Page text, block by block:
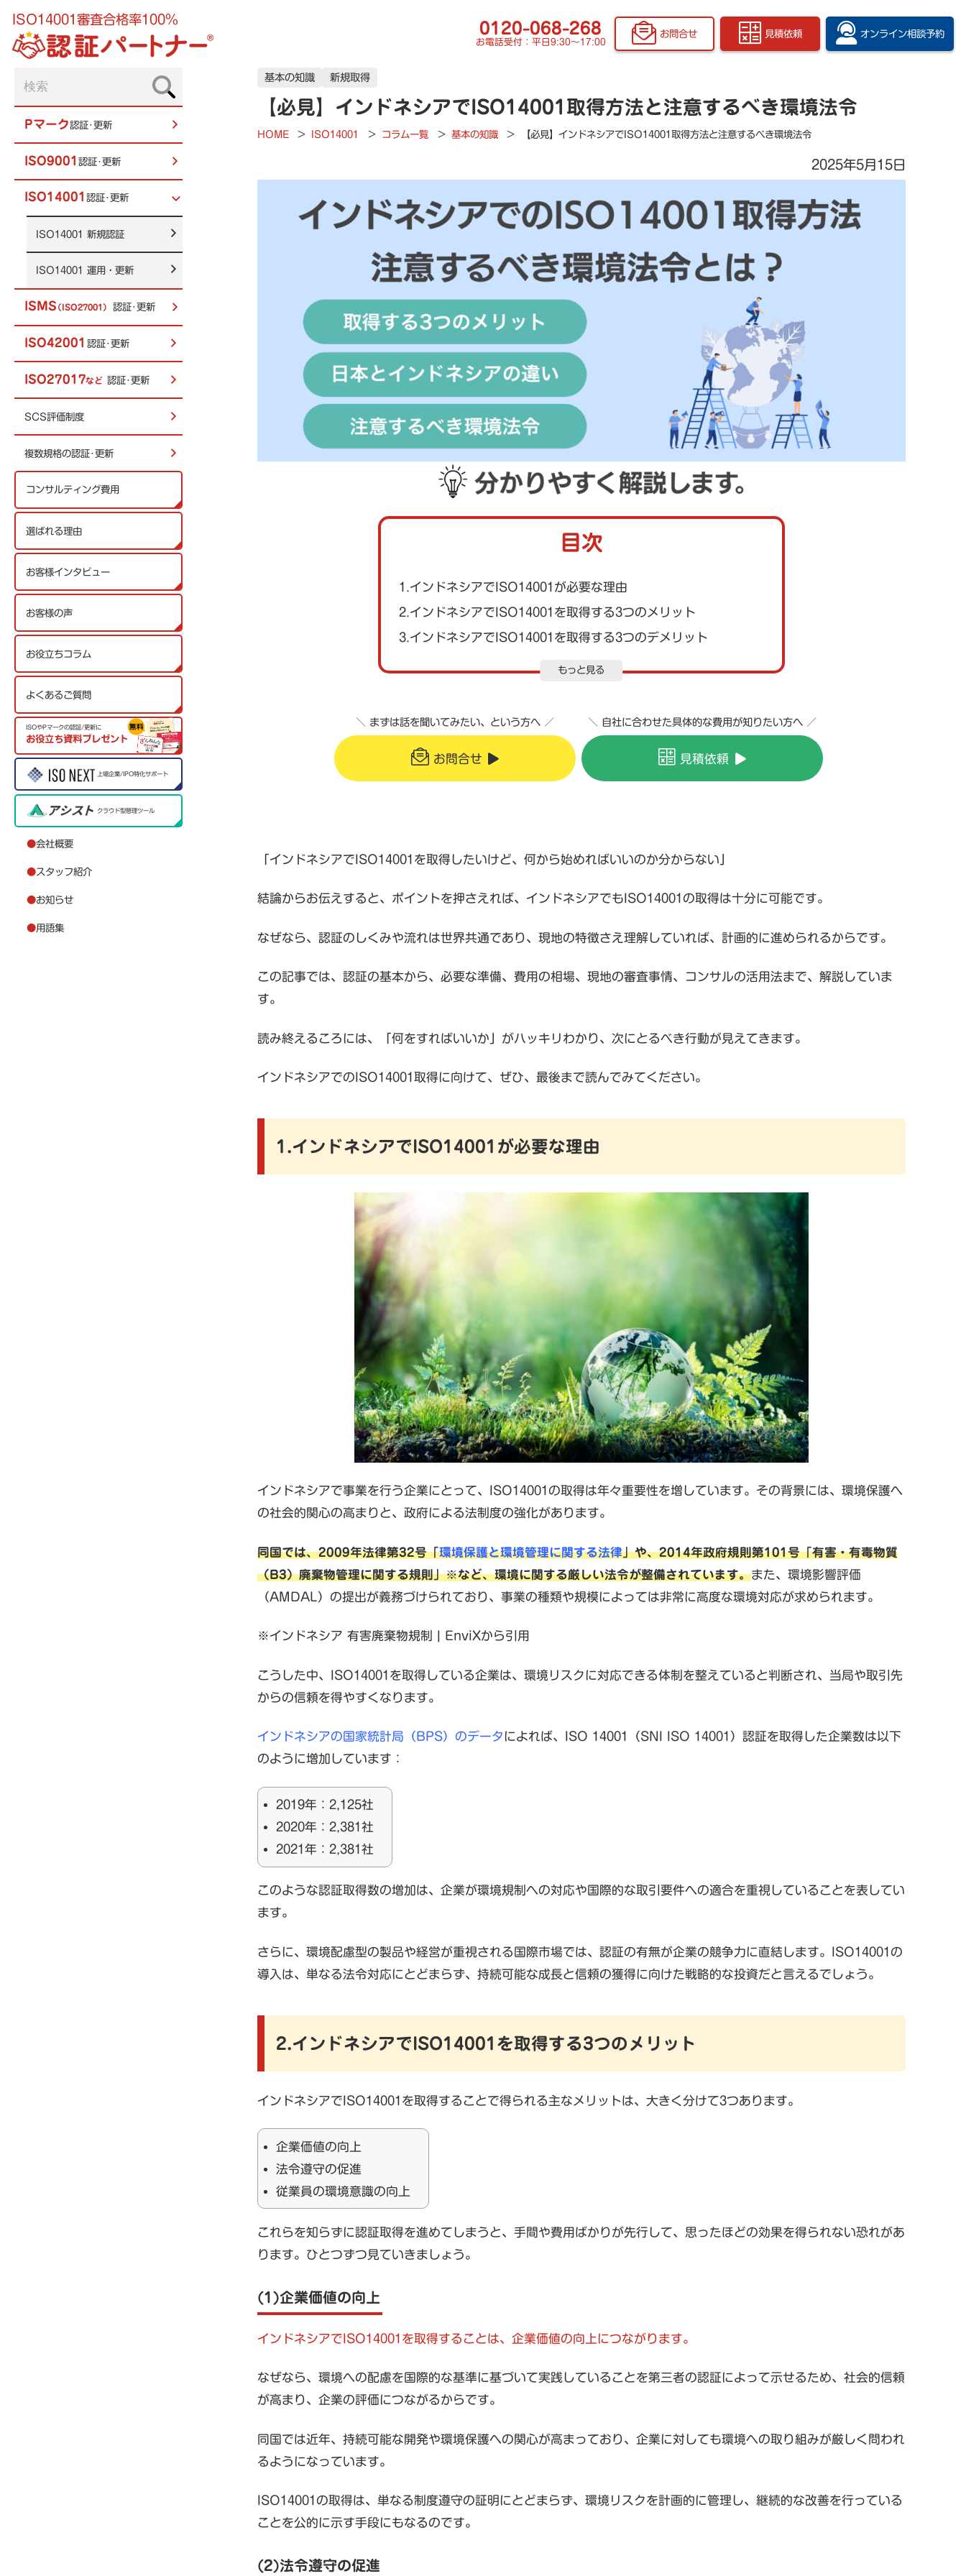
ISO14001審査合格率100%
0120-068-268
お電話受付：平日9:30〜17:00
お問合せ 見積依頼 オンライン相談予約
Pマーク認証･更新
ISO9001 認証･更新
ISO14001 認証･更新
ISO14001 新規認証
ISO14001 運用・更新
ISMS（ISO27001） 認証･更新
ISO42001 認証･更新
ISO27017など 認証･更新
SCS評価制度
複数規格の認証･更新
コンサルティング費用
選ばれる理由
お客様インタビュー
お客様の声
お役立ちコラム
よくあるご質問
ISOやPマークの認証/更新に
お役立ち資料プレゼント
上場企業/IPO特化サポート
クラウド型管理ツール
●会社概要
●スタッフ紹介
●お知らせ
●用語集
基本の知識 新規取得
【必見】インドネシアでISO14001取得方法と注意するべき環境法令
HOME > ISO14001 > コラム一覧 > 基本の知識 > 【必見】インドネシアでISO14001取得方法と注意するべき環境法令
2025年5月15日
目次
もっと見る
1.インドネシアでISO14001が必要な理由
2.インドネシアでISO14001を取得する3つのメリット
3.インドネシアでISO14001を取得する3つのデメリット
＼ まずは話を聞いてみたい、という方へ ／
お問合せ
＼ 自社に合わせた具体的な費用が知りたい方へ ／
見積依頼
「インドネシアでISO14001を取得したいけど、何から始めればいいのか分からない」
結論からお伝えすると、ポイントを押さえれば、インドネシアでもISO14001の取得は十分に可能です。
なぜなら、認証のしくみや流れは世界共通であり、現地の特徴さえ理解していれば、計画的に進められるからです。
この記事では、認証の基本から、必要な準備、費用の相場、現地の審査事情、コンサルの活用法まで、解説していま
す。
読み終えるころには、「何をすればいいか」がハッキリわかり、次にとるべき行動が見えてきます。
インドネシアでのISO14001取得に向けて、ぜひ、最後まで読んでみてください。
1.インドネシアでISO14001が必要な理由
インドネシアで事業を行う企業にとって、ISO14001の取得は年々重要性を増しています。その背景には、環境保護へ
の社会的関心の高まりと、政府による法制度の強化があります。
同国では、2009年法律第32号「環境保護と環境管理に関する法律」や、2014年政府規則第101号「有害・有毒物質
（B3）廃棄物管理に関する規則」※など、環境に関する厳しい法令が整備されています。また、環境影響評価
（AMDAL）の提出が義務づけられており、事業の種類や規模によっては非常に高度な環境対応が求められます。
※インドネシア 有害廃棄物規制 | EnviXから引用
こうした中、ISO14001を取得している企業は、環境リスクに対応できる体制を整えていると判断され、当局や取引先
からの信頼を得やすくなります。
インドネシアの国家統計局（BPS）のデータによれば、ISO 14001（SNI ISO 14001）認証を取得した企業数は以下
のように増加しています：
2019年：2,125社
2020年：2,381社
2021年：2,381社
このような認証取得数の増加は、企業が環境規制への対応や国際的な取引要件への適合を重視していることを表してい
ます。
さらに、環境配慮型の製品や経営が重視される国際市場では、認証の有無が企業の競争力に直結します。ISO14001の
導入は、単なる法令対応にとどまらず、持続可能な成長と信頼の獲得に向けた戦略的な投資だと言えるでしょう。
2.インドネシアでISO14001を取得する3つのメリット
インドネシアでISO14001を取得することで得られる主なメリットは、大きく分けて3つあります。
企業価値の向上
法令遵守の促進
従業員の環境意識の向上
これらを知らずに認証取得を進めてしまうと、手間や費用ばかりが先行して、思ったほどの効果を得られない恐れがあ
ります。ひとつずつ見ていきましょう。
(1)企業価値の向上
インドネシアでISO14001を取得することは、企業価値の向上につながります。
なぜなら、環境への配慮を国際的な基準に基づいて実践していることを第三者の認証によって示せるため、社会的信頼
が高まり、企業の評価につながるからです。
同国では近年、持続可能な開発や環境保護への関心が高まっており、企業に対しても環境への取り組みが厳しく問われ
るようになっています。
ISO14001の取得は、単なる制度遵守の証明にとどまらず、環境リスクを計画的に管理し、継続的な改善を行っている
ことを公的に示す手段にもなるのです。
(2)法令遵守の促進